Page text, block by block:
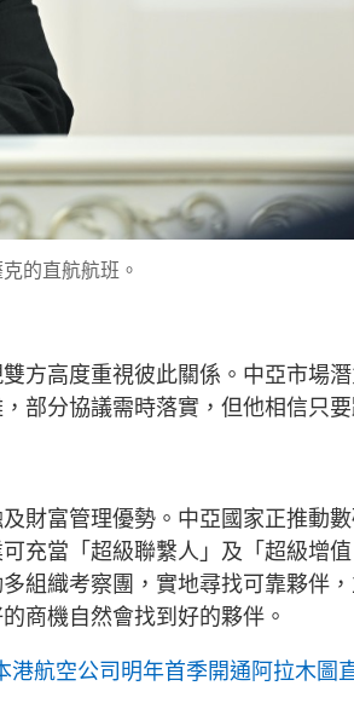
的直航航班。
方高度重視彼此關係。中亞市場
部分協議需時落實，但他相信只
財富管理優勢。中亞國家正推動
充當「超級聯繫人」及「超級增值
組織考察團，實地尋找可靠夥伴
商機自然會找到好的夥伴。
航空公司明年首季開通阿拉木圖